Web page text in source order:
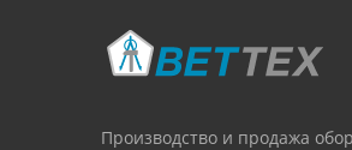
Производство и продажа